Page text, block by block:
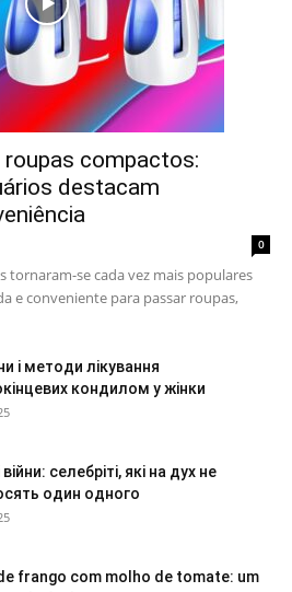
compactos:
destacam
0
tornaram-se cada vez mais populares
e conveniente para passar roupas,
і методи лікування
кондилом у жінки
селебріті, які на дух не
один одного
frango com molho de tomate: um